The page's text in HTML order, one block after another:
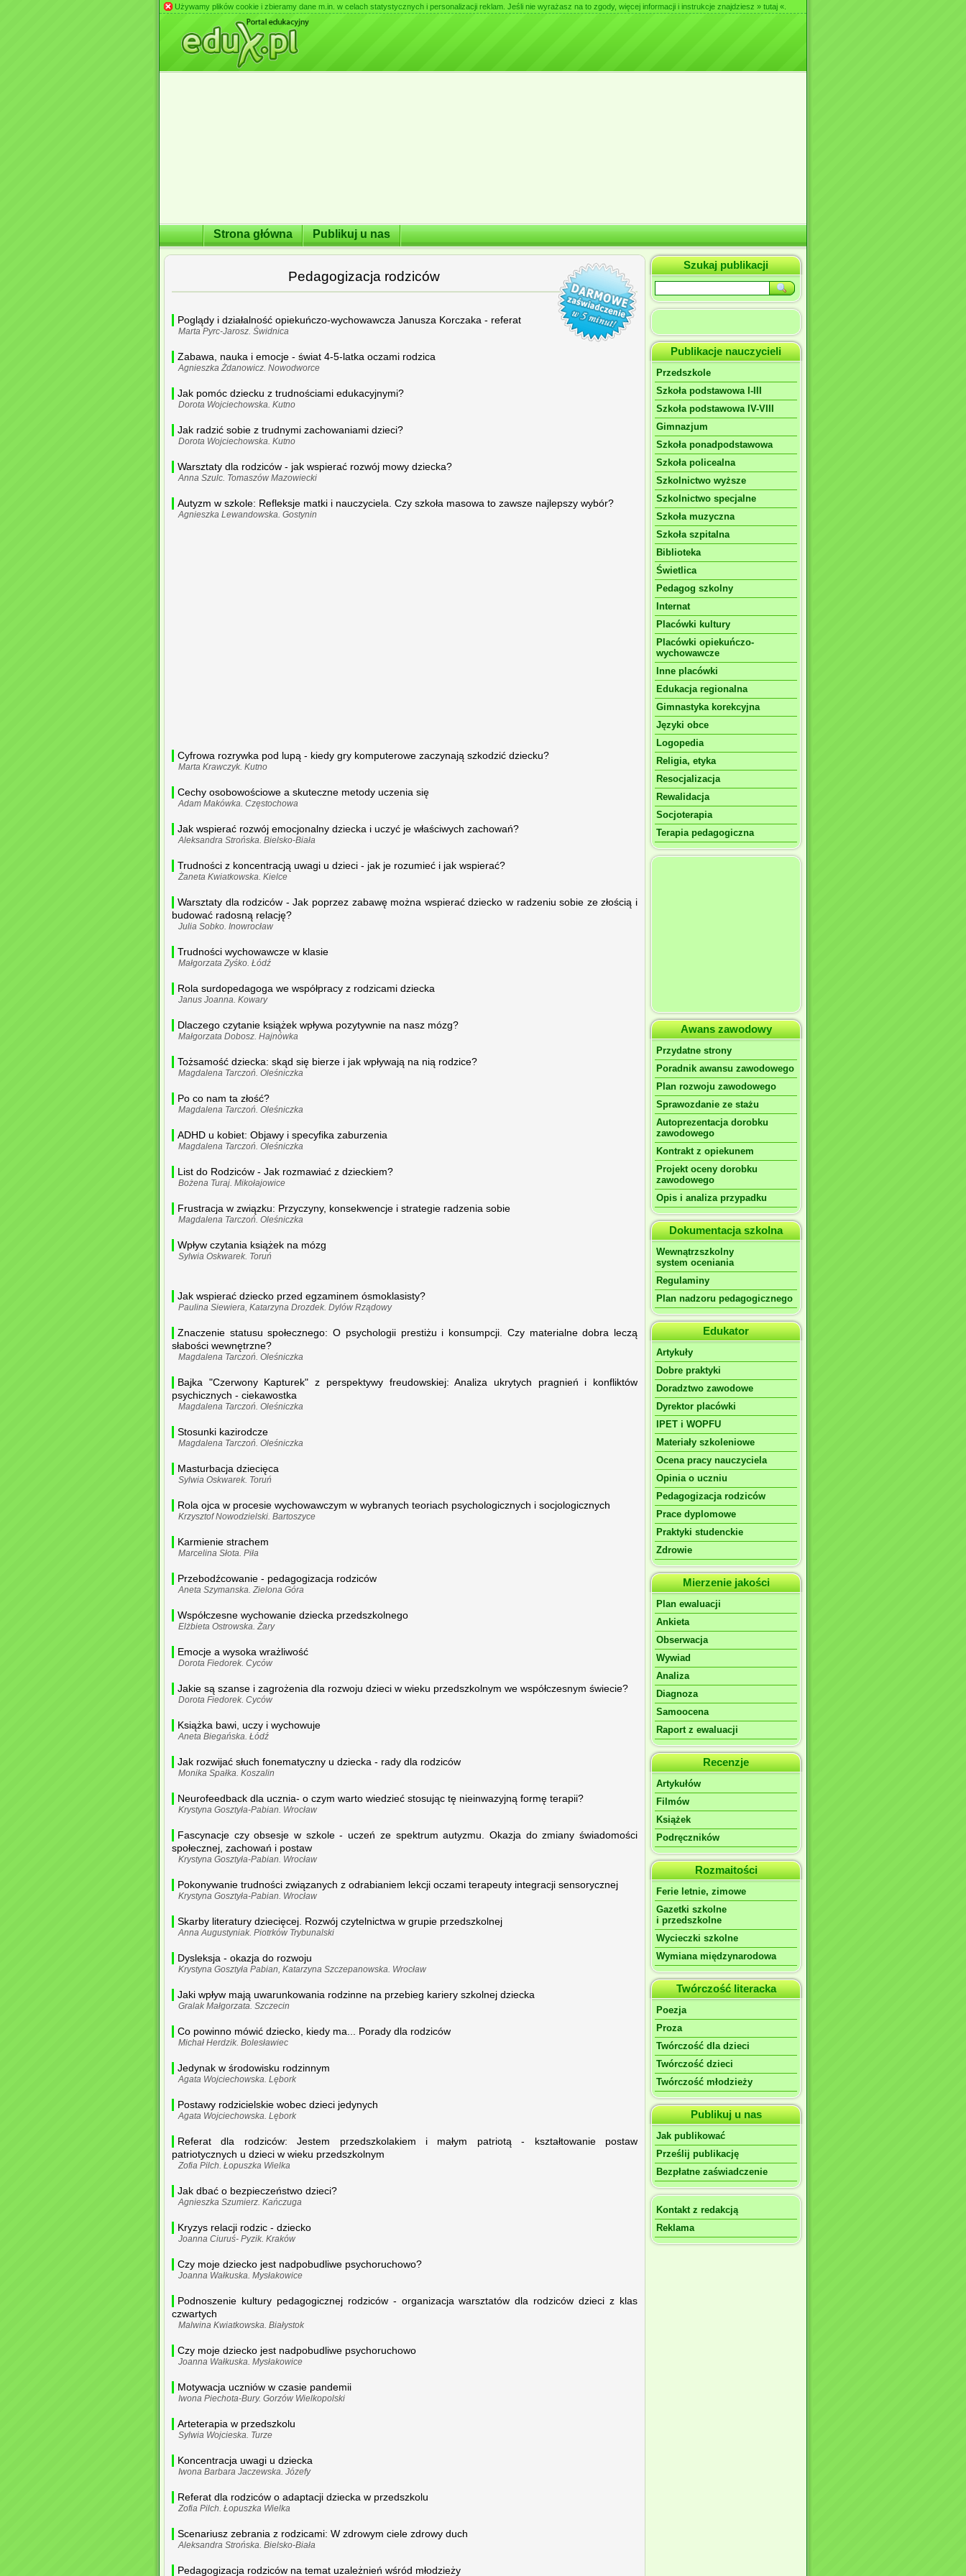
Używamy plików cookie i zbieramy dane m.in. w celach statystycznych i personalizacji reklam. Jeśli nie wyrażasz na to zgody, więcej informacji i instrukcje znajdziesz » tutaj «
Strona główna Publikuj u nas
Pedagogizacja rodziców
Poglądy i działalność opiekuńczo-wychowawcza Janusza Korczaka - referat
Marta Pyrc-Jarosz. Świdnica
Zabawa, nauka i emocje - świat 4-5-latka oczami rodzica
Agnieszka Żdanowicz. Nowodworce
Jak pomóc dziecku z trudnościami edukacyjnymi?
Dorota Wojciechowska. Kutno
Jak radzić sobie z trudnymi zachowaniami dzieci?
Dorota Wojciechowska. Kutno
Warsztaty dla rodziców - jak wspierać rozwój mowy dziecka?
Anna Szulc. Tomaszów Mazowiecki
Autyzm w szkole: Refleksje matki i nauczyciela. Czy szkoła masowa to zawsze najlepszy wybór?
Agnieszka Lewandowska. Gostynin
Cyfrowa rozrywka pod lupą - kiedy gry komputerowe zaczynają szkodzić dziecku?
Marta Krawczyk. Kutno
Cechy osobowościowe a skuteczne metody uczenia się
Adam Makówka. Częstochowa
Jak wspierać rozwój emocjonalny dziecka i uczyć je właściwych zachowań?
Aleksandra Strońska. Bielsko-Biała
Trudności z koncentracją uwagi u dzieci - jak je rozumieć i jak wspierać?
Żaneta Kwiatkowska. Kielce
Warsztaty dla rodziców - Jak poprzez zabawę można wspierać dziecko w radzeniu sobie ze złością i
budować radosną relację?
Julia Sobko. Inowrocław
Trudności wychowawcze w klasie
Małgorzata Zyśko. Łódź
Rola surdopedagoga we współpracy z rodzicami dziecka
Janus Joanna. Kowary
Dlaczego czytanie książek wpływa pozytywnie na nasz mózg?
Małgorzata Dobosz. Hajnówka
Tożsamość dziecka: skąd się bierze i jak wpływają na nią rodzice?
Magdalena Tarczoń. Oleśniczka
Po co nam ta złość?
Magdalena Tarczoń. Oleśniczka
ADHD u kobiet: Objawy i specyfika zaburzenia
Magdalena Tarczoń. Oleśniczka
List do Rodziców - Jak rozmawiać z dzieckiem?
Bożena Turaj. Mikołajowice
Frustracja w związku: Przyczyny, konsekwencje i strategie radzenia sobie
Magdalena Tarczoń. Oleśniczka
Wpływ czytania książek na mózg
Sylwia Oskwarek. Toruń
Jak wspierać dziecko przed egzaminem ósmoklasisty?
Paulina Siewiera, Katarzyna Drozdek. Dylów Rządowy
Znaczenie statusu społecznego: O psychologii prestiżu i konsumpcji. Czy materialne dobra leczą
słabości wewnętrzne?
Magdalena Tarczoń. Oleśniczka
Bajka "Czerwony Kapturek" z perspektywy freudowskiej: Analiza ukrytych pragnień i konfliktów
psychicznych - ciekawostka
Magdalena Tarczoń. Oleśniczka
Stosunki kazirodcze
Magdalena Tarczoń. Oleśniczka
Masturbacja dziecięca
Sylwia Oskwarek. Toruń
Rola ojca w procesie wychowawczym w wybranych teoriach psychologicznych i socjologicznych
Krzysztof Nowodzielski. Bartoszyce
Karmienie strachem
Marcelina Słota. Piła
Przebodźcowanie - pedagogizacja rodziców
Aneta Szymanska. Zielona Góra
Współczesne wychowanie dziecka przedszkolnego
Elżbieta Ostrowska. Żary
Emocje a wysoka wrażliwość
Dorota Fiedorek. Cyców
Jakie są szanse i zagrożenia dla rozwoju dzieci w wieku przedszkolnym we współczesnym świecie?
Dorota Fiedorek. Cyców
Książka bawi, uczy i wychowuje
Aneta Biegańska. Łódź
Jak rozwijać słuch fonematyczny u dziecka - rady dla rodziców
Monika Spałka. Koszalin
Neurofeedback dla ucznia- o czym warto wiedzieć stosując tę nieinwazyjną formę terapii?
Krystyna Gosztyła-Pabian. Wrocław
Fascynacje czy obsesje w szkole - uczeń ze spektrum autyzmu. Okazja do zmiany świadomości
społecznej, zachowań i postaw
Krystyna Gosztyła-Pabian. Wrocław
Pokonywanie trudności związanych z odrabianiem lekcji oczami terapeuty integracji sensorycznej
Krystyna Gosztyła-Pabian. Wrocław
Skarby literatury dziecięcej. Rozwój czytelnictwa w grupie przedszkolnej
Anna Augustyniak. Piotrków Trybunalski
Dysleksja - okazja do rozwoju
Krystyna Gosztyła Pabian, Katarzyna Szczepanowska. Wrocław
Jaki wpływ mają uwarunkowania rodzinne na przebieg kariery szkolnej dziecka
Gralak Małgorzata. Szczecin
Co powinno mówić dziecko, kiedy ma... Porady dla rodziców
Michał Herdzik. Bolesławiec
Jedynak w środowisku rodzinnym
Agata Wojciechowska. Lębork
Postawy rodzicielskie wobec dzieci jedynych
Agata Wojciechowska. Lębork
Referat dla rodziców: Jestem przedszkolakiem i małym patriotą - kształtowanie postaw
patriotycznych u dzieci w wieku przedszkolnym
Zofia Pilch. Łopuszka Wielka
Jak dbać o bezpieczeństwo dzieci?
Agnieszka Szumierz. Kańczuga
Kryzys relacji rodzic - dziecko
Joanna Ciuruś- Pyzik. Kraków
Czy moje dziecko jest nadpobudliwe psychoruchowo?
Joanna Wałkuska. Mysłakowice
Podnoszenie kultury pedagogicznej rodziców - organizacja warsztatów dla rodziców dzieci z klas
czwartych
Malwina Kwiatkowska. Białystok
Czy moje dziecko jest nadpobudliwe psychoruchowo
Joanna Wałkuska. Mysłakowice
Motywacja uczniów w czasie pandemii
Iwona Piechota-Bury. Gorzów Wielkopolski
Arteterapia w przedszkolu
Sylwia Wojcieska. Turze
Koncentracja uwagi u dziecka
Iwona Barbara Jaczewska. Józefy
Referat dla rodziców o adaptacji dziecka w przedszkolu
Zofia Pilch. Łopuszka Wielka
Scenariusz zebrania z rodzicami: W zdrowym ciele zdrowy duch
Aleksandra Strońska. Bielsko-Biała
Pedagogizacja rodziców na temat uzależnień wśród młodzieży
Szukaj publikacji
Publikacje nauczycieli
Przedszkole
Szkoła podstawowa I-III
Szkoła podstawowa IV-VIII
Gimnazjum
Szkoła ponadpodstawowa
Szkoła policealna
Szkolnictwo wyższe
Szkolnictwo specjalne
Szkoła muzyczna
Szkoła szpitalna
Biblioteka
Świetlica
Pedagog szkolny
Internat
Placówki kultury
Placówki opiekuńczo-
wychowawcze
Inne placówki
Edukacja regionalna
Gimnastyka korekcyjna
Języki obce
Logopedia
Religia, etyka
Resocjalizacja
Rewalidacja
Socjoterapia
Terapia pedagogiczna
Awans zawodowy
Przydatne strony
Poradnik awansu zawodowego
Plan rozwoju zawodowego
Sprawozdanie ze stażu
Autoprezentacja dorobku
zawodowego
Kontrakt z opiekunem
Projekt oceny dorobku
zawodowego
Opis i analiza przypadku
Dokumentacja szkolna
Wewnątrzszkolny
system oceniania
Regulaminy
Plan nadzoru pedagogicznego
Edukator
Artykuły
Dobre praktyki
Doradztwo zawodowe
Dyrektor placówki
IPET i WOPFU
Materiały szkoleniowe
Ocena pracy nauczyciela
Opinia o uczniu
Pedagogizacja rodziców
Prace dyplomowe
Praktyki studenckie
Zdrowie
Mierzenie jakości
Plan ewaluacji
Ankieta
Obserwacja
Wywiad
Analiza
Diagnoza
Samoocena
Raport z ewaluacji
Recenzje
Artykułów
Filmów
Książek
Podręczników
Rozmaitości
Ferie letnie, zimowe
Gazetki szkolne
i przedszkolne
Wycieczki szkolne
Wymiana międzynarodowa
Twórczość literacka
Poezja
Proza
Twórczość dla dzieci
Twórczość dzieci
Twórczość młodzieży
Publikuj u nas
Jak publikować
Prześlij publikację
Bezpłatne zaświadczenie
Kontakt z redakcją
Reklama